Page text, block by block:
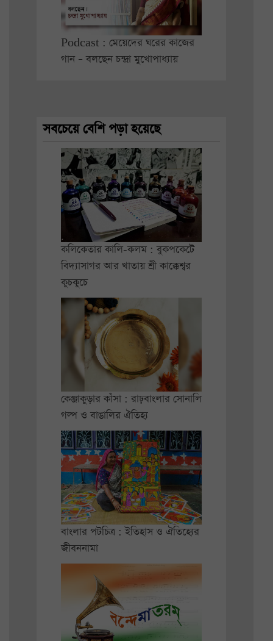
Podcast : মেয়েদের ঘরের কাজের
গান – বলছেন চন্দ্রা মুখোপাধ্যায়
সবচেয়ে বেশি পড়া হয়েছে
কলিকেতার কালি-কলম : বুকপকেটে
বিদ্যাসাগর আর খাতায় শ্রী কাক্কেশ্বর
কুচকুচে
কেঞ্জাকুড়ার কাঁসা : রাঢ়বাংলার সোনালি
গল্প ও বাঙালির ঐতিহ্য
বাংলার পটচিত্র : ইতিহাস ও ঐতিহ্যের
জীবননামা